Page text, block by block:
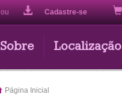
ou Cadastre-se
Sobre Localização
Página Inicial